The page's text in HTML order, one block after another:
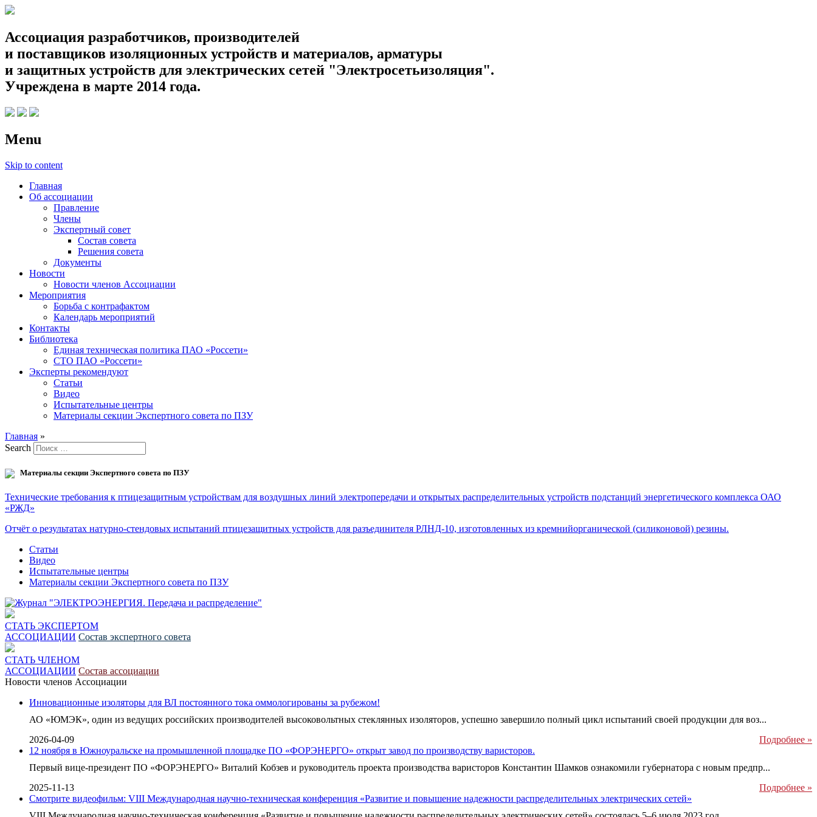
Ассоциация разработчиков, производителей
и поставщиков изоляционных устройств и материалов, арматуры
и защитных устройств для электрических сетей "Электросетьизоляция".
Учреждена в марте 2014 года.
Menu
Skip to content
Главная
Об ассоциации
Правление
Члены
Экспертный совет
Состав совета
Решения совета
Документы
Новости
Новости членов Ассоциации
Мероприятия
Борьба с контрафактом
Календарь мероприятий
Контакты
Библиотека
Единая техническая политика ПАО «Россети»
СТО ПАО «Россети»
Эксперты рекомендуют
Статьи
Видео
Испытательные центры
Материалы секции Экспертного совета по ПЗУ
Главная »
Search
Материалы секции Экспертного совета по ПЗУ
Технические требования к птицезащитным устройствам для воздушных линий электропередачи и открытых распределительных устройств подстанций энергетического комплекса ОАО
«РЖД»
Отчёт о результатах натурно-стендовых испытаний птицезащитных устройств для разъединителя РЛНД-10, изготовленных из кремнийорганической (силиконовой) резины.
Статьи
Видео
Испытательные центры
Материалы секции Экспертного совета по ПЗУ
СТАТЬ ЭКСПЕРТОМ
АССОЦИАЦИИ Состав экспертного совета
СТАТЬ ЧЛЕНОМ
АССОЦИАЦИИ Состав ассоциации
Новости членов Ассоциации
Инновационные изоляторы для ВЛ постоянного тока оммологированы за рубежом!
АО «ЮМЭК», один из ведущих российских производителей высоковольтных стеклянных изоляторов, успешно завершило полный цикл испытаний своей продукции для воз...
2026-04-09
Подробнее »
12 ноября в Южноуральске на промышленной площадке ПО «ФОРЭНЕРГО» открыт завод по производству варисторов.
Первый вице-президент ПО «ФОРЭНЕРГО» Виталий Кобзев и руководитель проекта производства варисторов Константин Шамков ознакомили губернатора с новым предпр...
2025-11-13
Подробнее »
Смотрите видеофильм: VIII Международная научно-техническая конференция «Развитие и повышение надежности распределительных электрических сетей»